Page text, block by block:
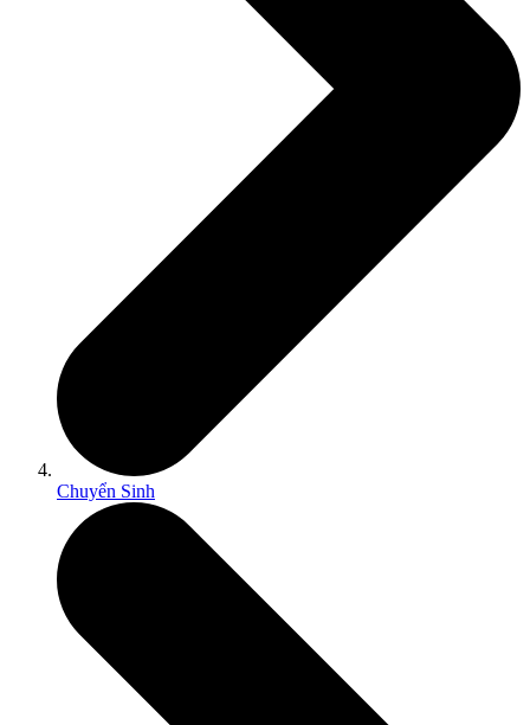
Chuyển Sinh